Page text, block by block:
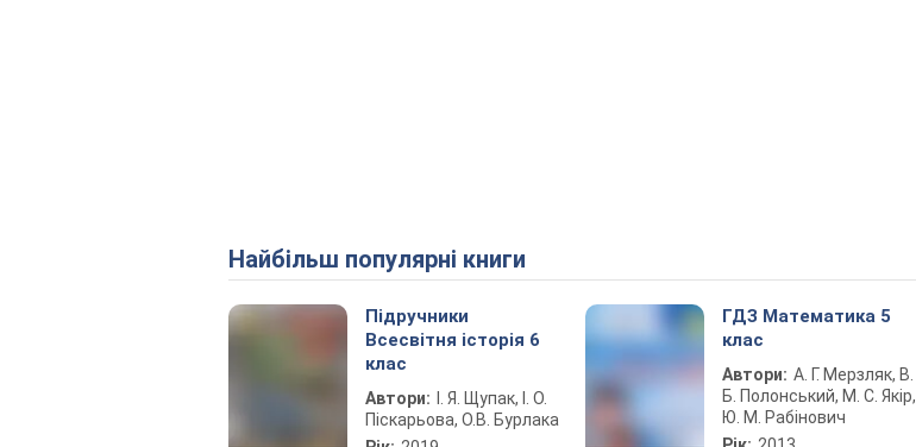
Найбільш популярні книги
Підручники
Всесвітня історія 6
клас
Автори:
І. Я. Щупак, І. О.
Піскарьова, О.В. Бурлака
ГДЗ Математика 5
клас
Автори: А. Г. Мерзляк, В.
Б. Полонський, М. С. Якір,
Ю. М. Рабінович